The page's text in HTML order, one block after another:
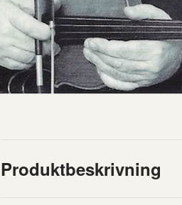
Produktbeskrivning